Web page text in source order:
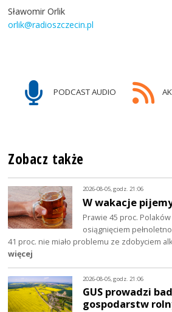
Sławomir Orlik
orlik@radioszczecin.pl
PODCAST AUDIO
Zobacz także
2026-08-05, godz. 21:06
W wakacje
Prawie 45 proc.
osiągnięciem
41 proc. nie miało problemu ze zdobyciem
więcej
2026-08-05, godz. 21:06
GUS prowadzi
gospodarstw